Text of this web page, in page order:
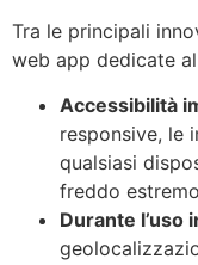
Tra le principali
web app dedicate
Accessibilità
responsive, le
qualsiasi
freddo
Durante l’uso